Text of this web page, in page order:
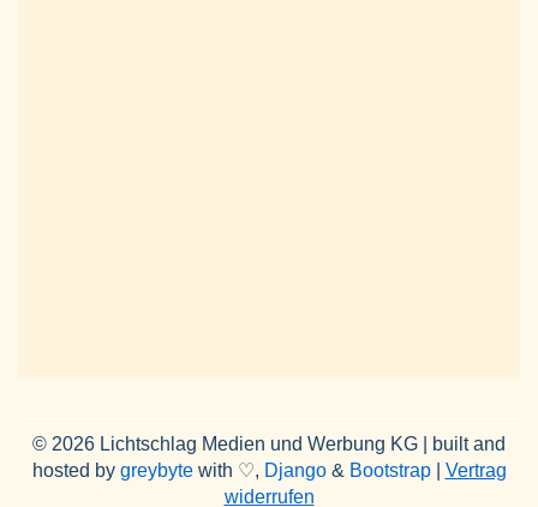
© 2026 Lichtschlag Medien und Werbung KG | built and
hosted by greybytewith ♡, Django& Bootstrap| Vertrag
widerrufen